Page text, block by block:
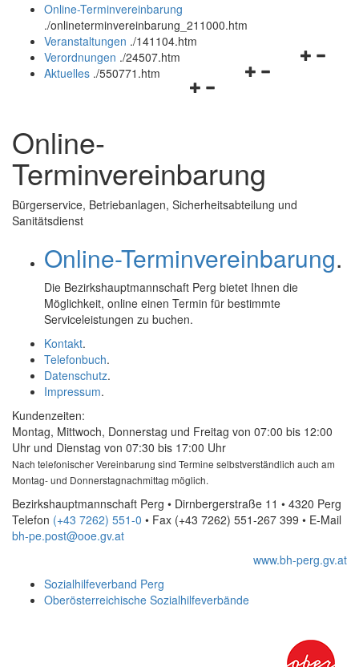
und
schließen
Online-Terminvereinbarung
./onlineterminvereinbarung_211000.htm
Veranstaltungen ./141104.htm
Navigationsmenü
Verordnungen ./24507.htm
Navigationsmenü
Aktuelles ./550771.htm
Online-
Terminvereinbarung
Bürgerservice, Betriebanlagen, Sicherheitsabteilung und
Sanitätsdienst
Online-Terminvereinbarung.
Die Bezirkshauptmannschaft Perg bietet Ihnen die
Möglichkeit, online einen Termin für bestimmte
Serviceleistungen zu buchen.
Kontakt.
Telefonbuch.
Datenschutz.
Impressum.
Kundenzeiten:
Montag, Mittwoch, Donnerstag und Freitag von 07:00 bis 12:00
Uhr und Dienstag von 07:30 bis 17:00 Uhr
Nach telefonischer Vereinbarung sind Termine selbstverständlich auch am
Montag- und Donnerstagnachmittag möglich.
Bezirkshauptmannschaft Perg • Dirnbergerstraße 11 • 4320 Perg
Telefon (+43 7262) 551-0 • Fax (+43 7262) 551-267 399 • E-Mail
bh-pe.post@ooe.gv.at
www.bh-perg.gv.at
Sozialhilfeverband Perg
Oberösterreichische Sozialhilfeverbände